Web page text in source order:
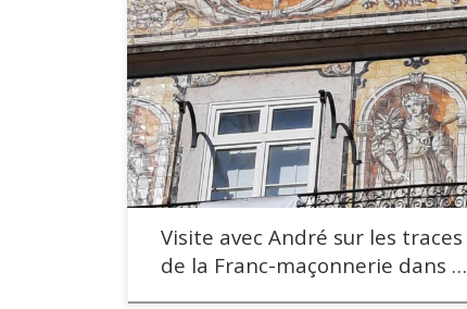
Visite avec André sur les traces
de la Franc-maçonnerie dans …